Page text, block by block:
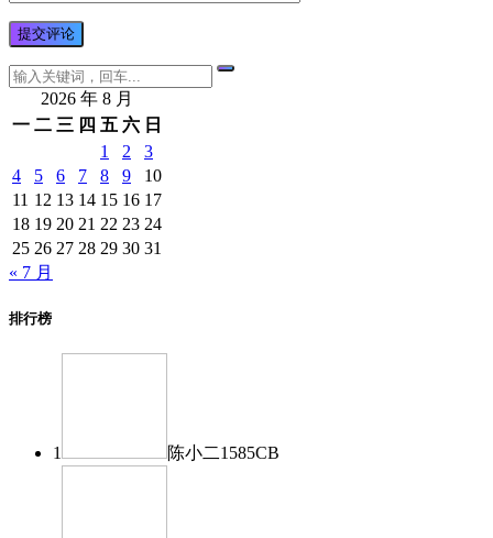
2026 年 8 月
一 二 三 四 五 六 日
1
2
3
4
5 6 7 8 9
10
11 12 13 14 15 16 17
18 19 20 21 22 23 24
25 26 27 28 29 30 31
« 7 月
排行榜
1 陈小二1585CB